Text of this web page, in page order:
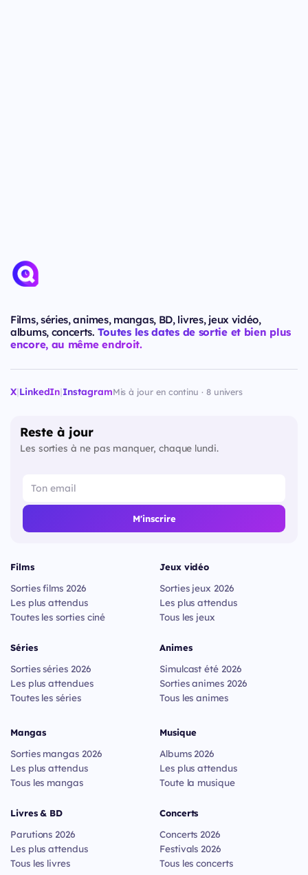
Films, séries, animes, mangas, BD, livres, jeux vidéo,
albums, concerts. Toutes les dates de sortie et bien plus
encore, au même endroit.
X|LinkedIn|InstagramMis à jour en continu · 8 univers
Reste à jour
Les sorties à ne pas manquer, chaque lundi.
M'inscrire
Films
Sorties films 2026
Les plus attendus
Toutes les sorties ciné
Séries
Sorties séries 2026
Les plus attendues
Toutes les séries
Jeux vidéo
Sorties jeux 2026
Les plus attendus
Tous les jeux
Animes
Simulcast été 2026
Sorties animes 2026
Tous les animes
Mangas
Sorties mangas 2026
Les plus attendus
Tous les mangas
Livres & BD
Parutions 2026
Les plus attendus
Tous les livres
Musique
Albums 2026
Les plus attendus
Toute la musique
Concerts
Concerts 2026
Festivals 2026
Tous les concerts